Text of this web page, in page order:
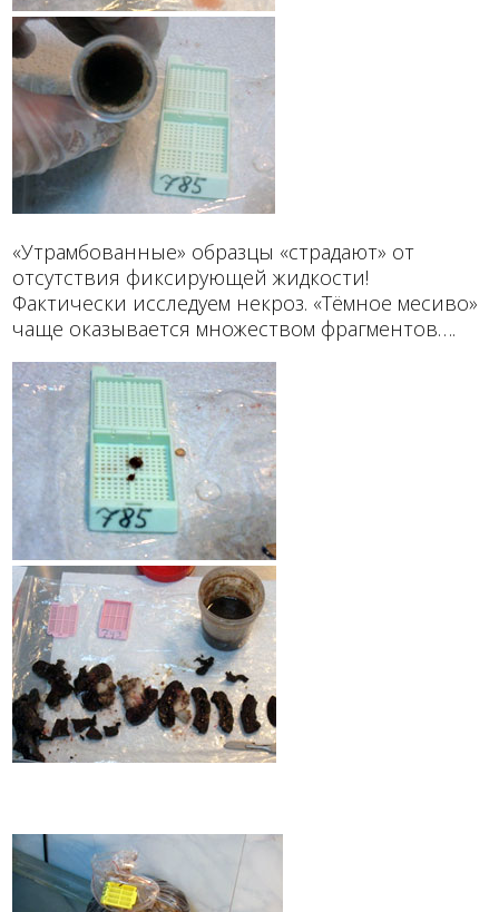
«Утрамбованные» образцы «страдают» от
отсутствия фиксирующей жидкости!
Фактически исследуем некроз. «Тёмное месиво»
чаще оказывается множеством фрагментов….